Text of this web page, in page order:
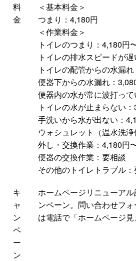
料
金
＜基本料金＞
つまり：4,180円
＜作業料金＞
トイレのつまり：4,180円
トイレの排水スピードが
トイレの配管からの水漏
便器下からの水漏れ：
便器内の水が常に波打っ
トイレの水が止まらない
手洗いから水が出ない：
ウォシュレット（温水洗
外し・交換作業：4,180円
便器の交換作業：要相談
その他のトイレトラブル
キ
ャ
ン
ペ
ー
ン
ホームページリニューア
ンペーン。問い合わせフ
は電話で「ホームページ